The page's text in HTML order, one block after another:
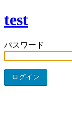
test
パスワード